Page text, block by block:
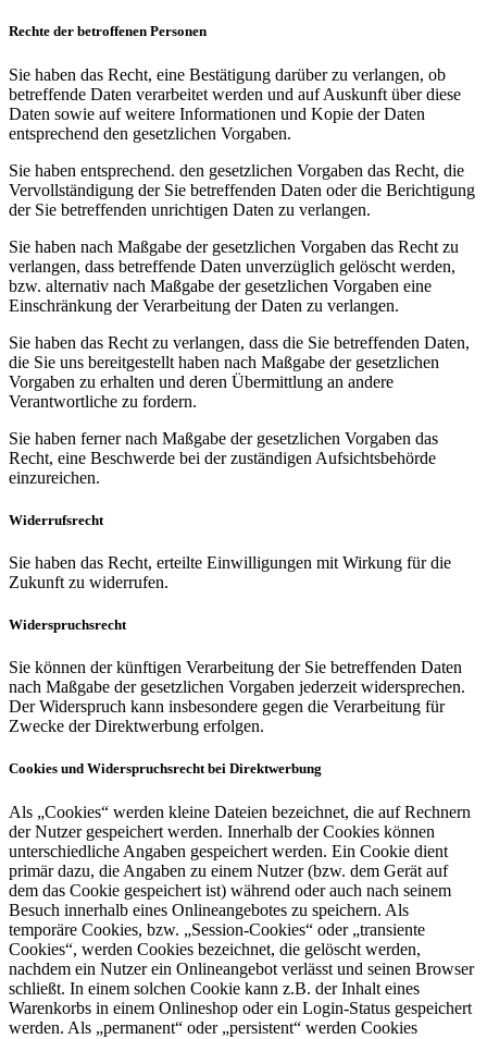
Rechte der betroffenen Personen
Sie haben das Recht, eine Bestätigung darüber zu verlangen, ob
betreffende Daten verarbeitet werden und auf Auskunft über diese
Daten sowie auf weitere Informationen und Kopie der Daten
entsprechend den gesetzlichen Vorgaben.
Sie haben entsprechend. den gesetzlichen Vorgaben das Recht, die
Vervollständigung der Sie betreffenden Daten oder die Berichtigung
der Sie betreffenden unrichtigen Daten zu verlangen.
Sie haben nach Maßgabe der gesetzlichen Vorgaben das Recht zu
verlangen, dass betreffende Daten unverzüglich gelöscht werden,
bzw. alternativ nach Maßgabe der gesetzlichen Vorgaben eine
Einschränkung der Verarbeitung der Daten zu verlangen.
Sie haben das Recht zu verlangen, dass die Sie betreffenden Daten,
die Sie uns bereitgestellt haben nach Maßgabe der gesetzlichen
Vorgaben zu erhalten und deren Übermittlung an andere
Verantwortliche zu fordern.
Sie haben ferner nach Maßgabe der gesetzlichen Vorgaben das
Recht, eine Beschwerde bei der zuständigen Aufsichtsbehörde
einzureichen.
Widerrufsrecht
Sie haben das Recht, erteilte Einwilligungen mit Wirkung für die
Zukunft zu widerrufen.
Widerspruchsrecht
Sie können der künftigen Verarbeitung der Sie betreffenden Daten
nach Maßgabe der gesetzlichen Vorgaben jederzeit widersprechen.
Der Widerspruch kann insbesondere gegen die Verarbeitung für
Zwecke der Direktwerbung erfolgen.
Cookies und Widerspruchsrecht bei Direktwerbung
Als „Cookies“ werden kleine Dateien bezeichnet, die auf Rechnern
der Nutzer gespeichert werden. Innerhalb der Cookies können
unterschiedliche Angaben gespeichert werden. Ein Cookie dient
primär dazu, die Angaben zu einem Nutzer (bzw. dem Gerät auf
dem das Cookie gespeichert ist) während oder auch nach seinem
Besuch innerhalb eines Onlineangebotes zu speichern. Als
temporäre Cookies, bzw. „Session-Cookies“ oder „transiente
Cookies“, werden Cookies bezeichnet, die gelöscht werden,
nachdem ein Nutzer ein Onlineangebot verlässt und seinen Browser
schließt. In einem solchen Cookie kann z.B. der Inhalt eines
Warenkorbs in einem Onlineshop oder ein Login-Status gespeichert
werden. Als „permanent“ oder „persistent“ werden Cookies